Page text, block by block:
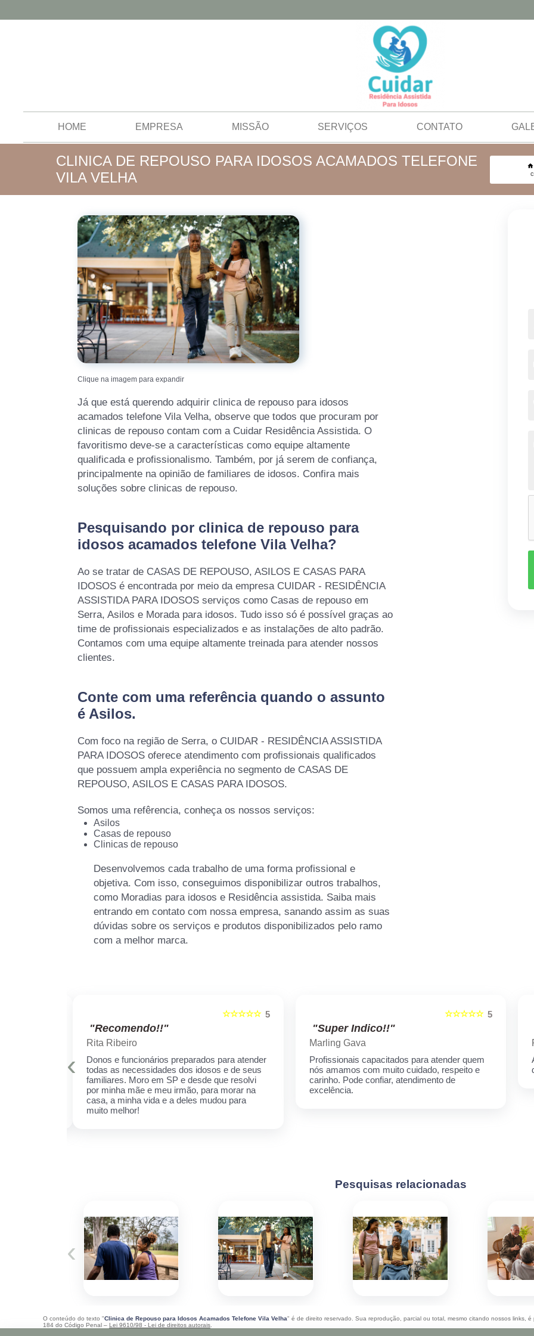
HOME EMPRESA MISSÃO SERVIÇOS CONTATO
CLINICA DE REPOUSO PARA IDOSOS ACAMADOS TELEFONE
VILA VELHA
Clique na imagem para expandir
Já que está querendo adquirir clinica de repouso para idosos
acamados telefone Vila Velha, observe que todos que procuram por
clinicas de repouso contam com a Cuidar Residência Assistida. O
favoritismo deve-se a características como equipe altamente
qualificada e profissionalismo. Também, por já serem de confiança,
principalmente na opinião de familiares de idosos. Confira mais
soluções sobre clinicas de repouso.
Pesquisando por clinica de repouso para
idosos acamados telefone Vila Velha?
Ao se tratar de CASAS DE REPOUSO, ASILOS E CASAS PARA
IDOSOS é encontrada por meio da empresa CUIDAR - RESIDÊNCIA
ASSISTIDA PARA IDOSOS serviços como Casas de repouso em
Serra, Asilos e Morada para idosos. Tudo isso só é possível graças ao
time de profissionais especializados e as instalações de alto padrão.
Contamos com uma equipe altamente treinada para atender nossos
clientes.
Conte com uma referência quando o assunto
é Asilos.
Com foco na região de Serra, o CUIDAR - RESIDÊNCIA ASSISTIDA
PARA IDOSOS oferece atendimento com profissionais qualificados
que possuem ampla experiência no segmento de CASAS DE
REPOUSO, ASILOS E CASAS PARA IDOSOS.
Somos uma refêrencia, conheça os nossos serviços:
Asilos
Casas de repouso
Clinicas de repouso
Desenvolvemos cada trabalho de uma forma profissional e
objetiva. Com isso, conseguimos disponibilizar outros trabalhos,
como Moradias para idosos e Residência assistida. Saiba mais
entrando em contato com nossa empresa, sanando assim as suas
dúvidas sobre os serviços e produtos disponibilizados pelo ramo
com a melhor marca.
5
☆☆☆☆☆
"Recomendo!!"
Rita Ribeiro
Donos e funcionários preparados para atender
todas as necessidades dos idosos e de seus
familiares. Moro em SP e desde que resolvi
por minha mãe e meu irmão, para morar na
casa, a minha vida e a deles mudou para
muito melhor!
5
☆☆☆☆☆
"Super Indico!!"
Marling Gava
Profissionais capacitados para atender quem
nós amamos com muito cuidado, respeito e
carinho. Pode confiar, atendimento de
excelência.
‹
Pesquisas relacionadas
‹
O conteúdo do texto "Clinica de Repouso para Idosos Acamados Telefone Vila Velha" é de direito reservado. Sua reprodução, parcial ou total, mesmo citando nossos links,
184 do Código Penal – Lei 9610/98 - Lei de direitos autorais